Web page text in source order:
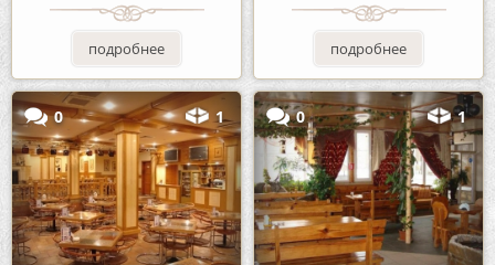
подробнее подробнее
0 1 0 1